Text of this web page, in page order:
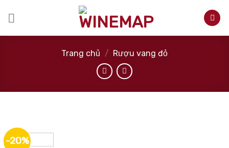
Trang chủ / Rượu vang đỏ
-20%